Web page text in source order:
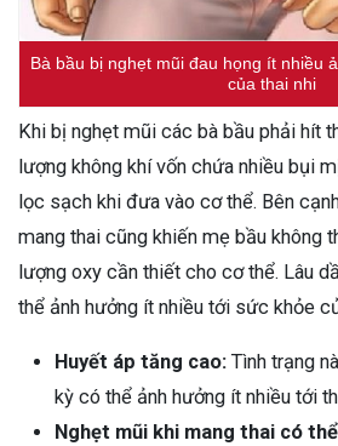
Bà bầu bị nghẹt mũi đau họng ít nhiều
của thai nhi
Khi bị nghẹt mũi các bà bầu phải hít
lượng không khí vốn chứa nhiều bụi
lọc sạch khi đưa vào cơ thể. Bên
mang thai cũng khiến mẹ bầu không
lượng oxy cần thiết cho cơ thể. Lâu
thể ảnh hưởng ít nhiều tới sức khỏe
Huyết áp tăng cao: Tình trạng
kỳ có thể ảnh hưởng ít nhiều tới
Nghẹt mũi khi mang thai có